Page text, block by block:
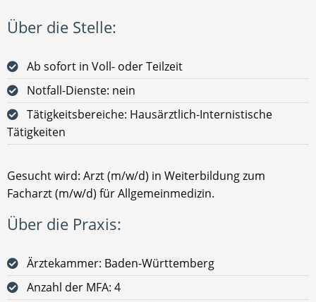
Über die Stelle:
Ab sofort in Voll- oder Teilzeit
Notfall-Dienste: nein
Tätigkeitsbereiche: Hausärztlich-Internistische
Tätigkeiten
Gesucht wird: Arzt (m/w/d) in Weiterbildung zum
Facharzt (m/w/d) für Allgemeinmedizin.
Über die Praxis:
Ärztekammer: Baden-Württemberg
Anzahl der MFA: 4